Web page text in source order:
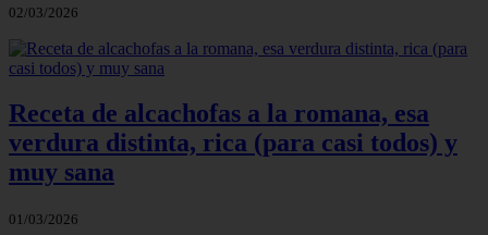
02/03/2026
Receta de alcachofas a la romana, esa
verdura distinta, rica (para casi todos) y
muy sana
01/03/2026